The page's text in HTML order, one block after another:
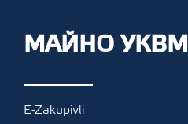
МАЙНО УКВМ
E-Zakupivli